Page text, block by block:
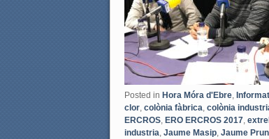
Posted in Hora Móra d'Ebre
clor colònia fàbrica colònia
ERCROS ERO ERCROS 2017
industria Jaume Masip Jaume